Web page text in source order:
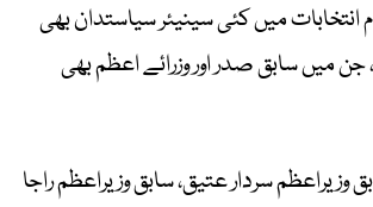
انتخابات میں کئی سینیئر سیاستدان بھی
میں سابق صدر اور وزرائے اعظم بھی
وزیراعظم سردار عتیق، سابق وزیراعظم راجا